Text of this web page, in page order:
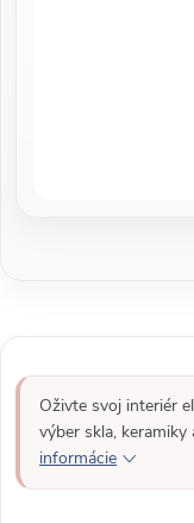
Oživte svoj interiér
výber skla,
informácie